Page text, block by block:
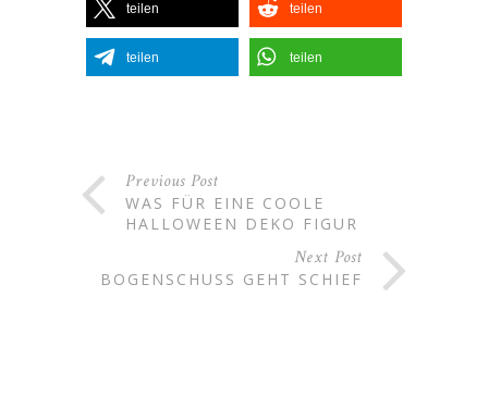
teilen teilen
teilen teilen
Previous Post
WAS FÜR EINE COOLE
HALLOWEEN DEKO FIGUR
Next Post
BOGENSCHUSS GEHT SCHIEF